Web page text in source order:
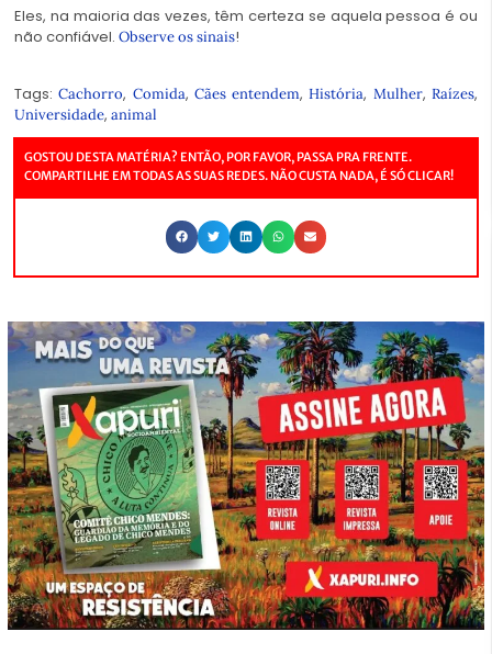
Eles, na maioria das vezes, têm certeza se aquela pessoa é ou
não confiável. Observe os sinais!
Tags:Cachorro, Comida, Cães entendem,História, Mulher,Raízes,
Universidade, animal
GOSTOU DESTA MATÉRIA? ENTÃO, POR FAVOR, PASSA PRA FRENTE.
COMPARTILHE EM TODAS AS SUAS REDES. NÃO CUSTA NADA, É SÓ CLICAR!